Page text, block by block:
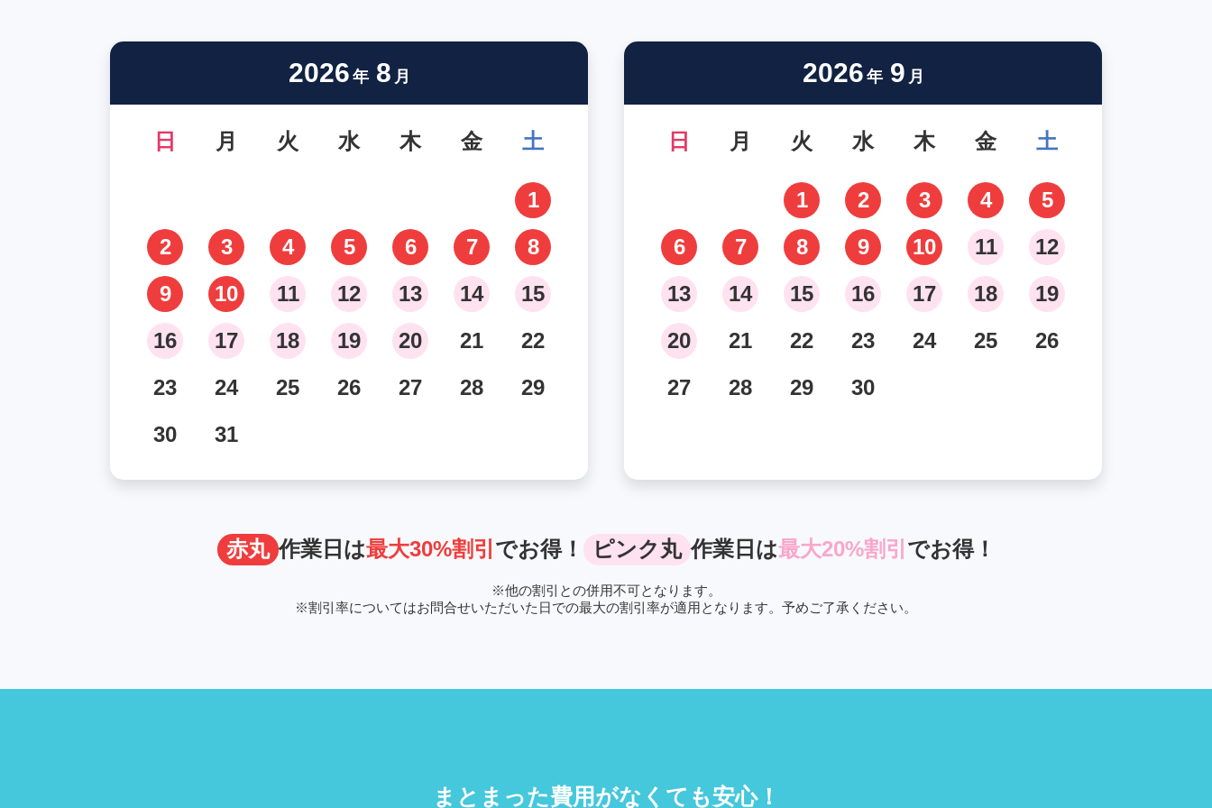
2026 年 8 月
日 月 火 水 木 金 土
1
2
3 4 5 6 7
8
9
10 11 12 13 14
15
16
17 18 19 20 21
22
23
24 25 26 27 28
29
30
31
2026 年 9 月
日 月 火 水 木 金 土
1 2 3 4
5
6
7 8 9 10 11
12
13
14 15 16 17 18
19
20
21 22 23 24 25
26
27
28 29 30
赤丸 作業日は最大30%割引 でお得！ ピンク丸 作業日は最大20%割引 でお得！
※他の割引との併用不可となります。
※割引率についてはお問合せいただいた日での最大の割引率が適用となります。予めご了承ください。
まとまった費用がなくても安心！